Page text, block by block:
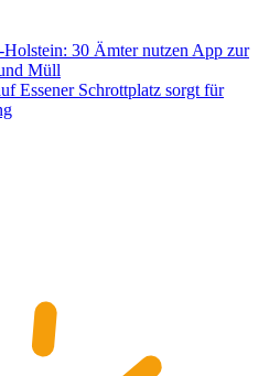
Holstein: 30 Ämter nutzen App zur
Müll
Essener Schrottplatz sorgt für